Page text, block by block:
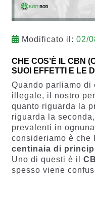
Modificato il: 02/
CHE COS’È IL CBN
SUOI EFFETTI E LE
Quando parliamo di
illegale, il nostro
quanto riguarda la
riguarda la
prevalenti in
consideriamo è che
centinaia di
Uno di questi è il
spesso viene